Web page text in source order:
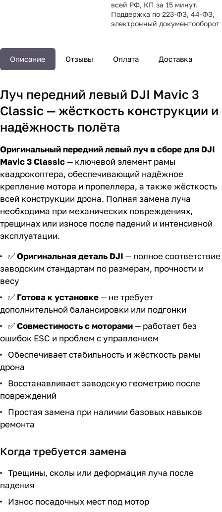
всей РФ, КП за 15 минут.
Поддержка по 223-ФЗ, 44-ФЗ,
электронный документооборот
Описание Отзывы Оплата Доставка
Луч передний левый DJI Mavic 3
Classic — жёсткость конструкции и
надёжность полёта
Оригинальный передний левый луч в сборе для DJI
Mavic 3 Classic— ключевой элемент рамы
квадрокоптера, обеспечивающий надёжное
крепление мотора и пропеллера, а также жёсткость
всей конструкции дрона. Полная замена луча
необходима при механических повреждениях,
трещинах или износе после падений и интенсивной
эксплуатации.
✅Оригинальная деталь DJI — полное соответствие
заводским стандартам по размерам, прочности и
весу
✅ Готова к установке— не требует
дополнительной балансировки или подгонки
✅Совместимость с моторами— работает без
ошибок ESC и проблем с управлением
Обеспечивает стабильность и жёсткость рамы
дрона
Восстанавливает заводскую геометрию после
повреждений
Простая замена при наличии базовых навыков
ремонта
Когда требуется замена
Трещины, сколы или деформация луча после
падения
Износ посадочных мест под мотор